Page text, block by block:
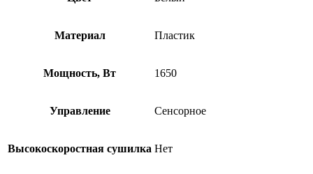
Материал Пластик
Мощность, Вт 1650
Управление Сенсорное
Высокоскоростная сушилка Нет